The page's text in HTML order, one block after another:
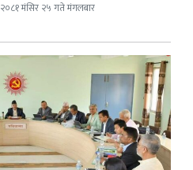
२०८१ मंसिर २५ गते मंगलबार